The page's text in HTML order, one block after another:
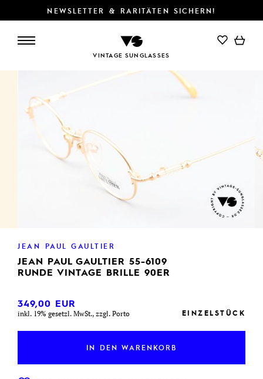
NEWSLETTER & RARITÄTEN SICHERN!
VINTAGE SUNGLASSES
IN DEN WARENKORB
JEAN PAUL GAULTIER
JEAN PAUL GAULTIER 55-6109
RUNDE VINTAGE BRILLE 90ER
349,00 EUR
inkl. 19% gesetzl. MwSt., zzgl. Porto EINZELSTÜCK
IN DEN WARENKORB